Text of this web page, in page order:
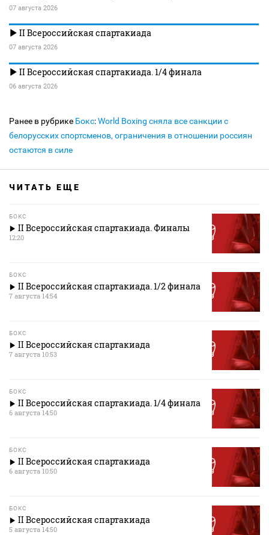
07 августа 2026
II Всероссийская спартакиада
07 августа 2026
II Всероссийская спартакиада. 1/4 финала
06 августа 2026
Ранее в рубрике Бокс:World Boxing сняла все санкции с
белорусских спортсменов, ограничения в отношении россиян
остаются в силе
ЧИТАТЬ ЕЩЕ
БОКС
II Всероссийская спартакиада. Финалы
12:20
БОКС
II Всероссийская спартакиада. 1/2 финала
7 августа 14:54
БОКС
II Всероссийская спартакиада
7 августа 10:53
БОКС
II Всероссийская спартакиада. 1/4 финала
6 августа 14:50
БОКС
II Всероссийская спартакиада
6 августа 10:50
БОКС
II Всероссийская спартакиада
5 августа 14:50